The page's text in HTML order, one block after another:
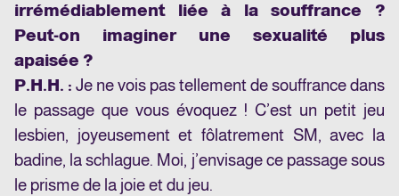
irrémédiablement liée à la souffrance ?
Peut-on imaginer une sexualité plus
apaisée ?
P.H.H. : Je ne vois pas tellement de souffrance dans
le passage que vous évoquez ! C’est un petit jeu
lesbien, joyeusement et fôlatrement SM, avec la
badine, la schlague. Moi, j’envisage ce passage sous
le prisme de la joie et du jeu.